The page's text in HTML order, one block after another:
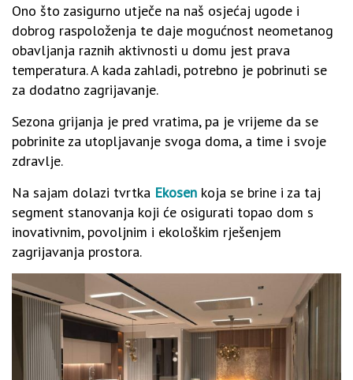
Ono što zasigurno utječe na naš osjećaj ugode i
dobrog raspoloženja te daje mogućnost neometanog
obavljanja raznih aktivnosti u domu jest prava
temperatura. A kada zahladi, potrebno je pobrinuti se
za dodatno zagrijavanje.
Sezona grijanja je pred vratima, pa je vrijeme da se
pobrinite za utopljavanje svoga doma, a time i svoje
zdravlje.
Na sajam dolazi tvrtka Ekosen koja se brine i za taj
segment stanovanja koji će osigurati topao dom s
inovativnim, povoljnim i ekološkim rješenjem
zagrijavanja prostora.